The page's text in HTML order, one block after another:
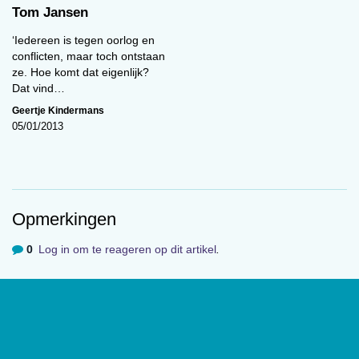
onderzoeken werden gepresenteerd. Ik heb hulp
gekregen van de OU, ze hebben de poster
gedrukt.
Ik heb aanvankelijk nog overwogen om naar een
gewone universiteit te gaan, omdat die toch een
betere naam hebben. Maar dat had ik niet
gered, niet flexibel genoeg. Achteraf ben ik heel
Tom Jansen
‘Iedereen is tegen oorlog en
conflicten, maar toch ontstaan
ze. Hoe komt dat eigenlijk?
Dat vind…
Geertje Kindermans
05/01/2013
Opmerkingen
0 Log in om te reageren op dit artikel